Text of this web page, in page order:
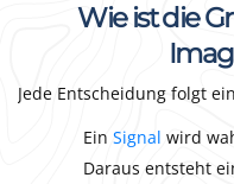
Wie ist die
Jede Entscheidung folgt
Ein Signal wird
Daraus entsteht